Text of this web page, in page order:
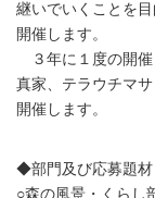
継いでいくことを
開催します。
３年に１度の開催
真家、テラウチマ
開催します。
◆部門及び応募題材
○森の風景・くらし